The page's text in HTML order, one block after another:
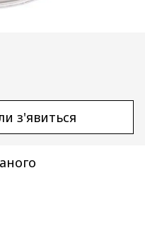
з'явиться